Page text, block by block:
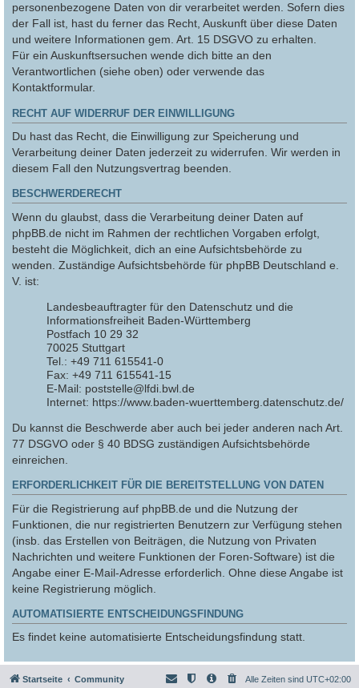
personenbezogene Daten von dir verarbeitet werden. Sofern dies
der Fall ist, hast du ferner das Recht, Auskunft über diese Daten
und weitere Informationen gem. Art. 15 DSGVO zu erhalten.
Für ein Auskunftsersuchen wende dich bitte an den
Verantwortlichen (siehe oben) oder verwende das
Kontaktformular.
RECHT AUF WIDERRUF DER EINWILLIGUNG
Du hast das Recht, die Einwilligung zur Speicherung und
Verarbeitung deiner Daten jederzeit zu widerrufen. Wir werden in
diesem Fall den Nutzungsvertrag beenden.
BESCHWERDERECHT
Wenn du glaubst, dass die Verarbeitung deiner Daten auf
phpBB.de nicht im Rahmen der rechtlichen Vorgaben erfolgt,
besteht die Möglichkeit, dich an eine Aufsichtsbehörde zu
wenden. Zuständige Aufsichtsbehörde für phpBB Deutschland e.
V. ist:
Landesbeauftragter für den Datenschutz und die
Informationsfreiheit Baden-Württemberg
Postfach 10 29 32
70025 Stuttgart
Tel.: +49 711 615541-0
Fax: +49 711 615541-15
E-Mail: poststelle@lfdi.bwl.de
Internet: https://www.baden-wuerttemberg.datenschutz.de/
Du kannst die Beschwerde aber auch bei jeder anderen nach Art.
77 DSGVO oder § 40 BDSG zuständigen Aufsichtsbehörde
einreichen.
ERFORDERLICHKEIT FÜR DIE BEREITSTELLUNG VON DATEN
Für die Registrierung auf phpBB.de und die Nutzung der
Funktionen, die nur registrierten Benutzern zur Verfügung stehen
(insb. das Erstellen von Beiträgen, die Nutzung von Privaten
Nachrichten und weitere Funktionen der Foren-Software) ist die
Angabe einer E-Mail-Adresse erforderlich. Ohne diese Angabe ist
keine Registrierung möglich.
AUTOMATISIERTE ENTSCHEIDUNGSFINDUNG
Es findet keine automatisierte Entscheidungsfindung statt.
Startseite Community Alle Zeiten sind UTC+02:00